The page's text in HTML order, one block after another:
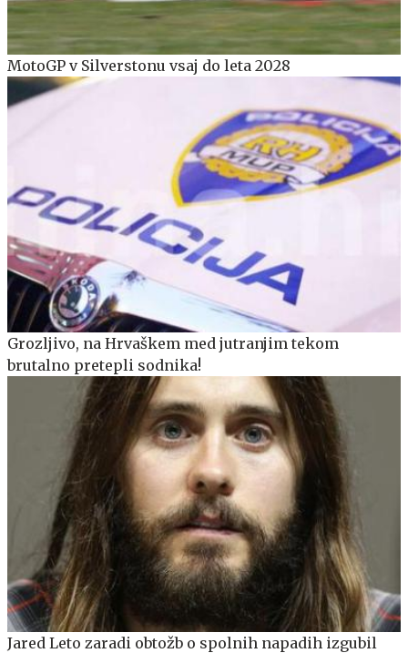
MotoGP v Silverstonu vsaj do leta 2028
Grozljivo, na Hrvaškem med jutranjim tekom
brutalno pretepli sodnika!
Jared Leto zaradi obtožb o spolnih napadih izgubil